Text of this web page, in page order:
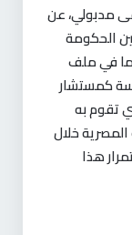
مدبولي، عن
الحكومة
في ملف
كمستشار
تقوم به
خلال
هذا